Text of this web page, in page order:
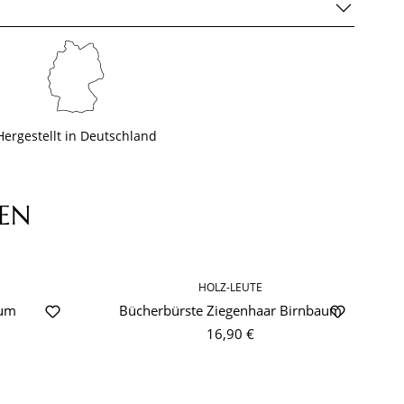
in Deutschland
HOLZ-LEUTE
Bücherbürste Ziegenhaar Birnbaum
16,90 €